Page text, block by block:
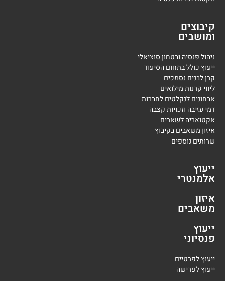
קיבוצים
ומושבים
ניהול פנסיה ובטחון סוציאלי
ייעוץ כולל בתחום הסיעוד
קרן לבנים נסמכים
ליווי קרנות מילואים
אבחונים לנקלטים לחברות
דמי עזיבה וזכויות קצבה
אקטואריה לשארים
איזון משאבים בקיבוץ
שרותים נוספים
ייעוץ
אלמנטרי
איזון
משאבים
ייעוץ
פנסיוני
ייעוץ לפרטיים
ייעוץ לפרישה